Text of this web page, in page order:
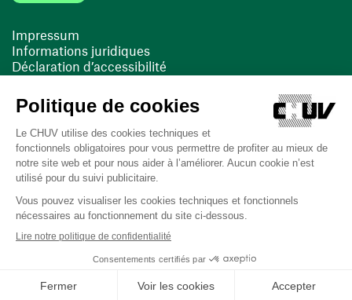
Impressum
Informations juridiques
Déclaration d’accessibilité
Cookies
(ouvre une nouvelle fenêtre)
(ouvre une nouvelle fenêtre)
Dernière mise à jour le 13/08/2025 à 10:19